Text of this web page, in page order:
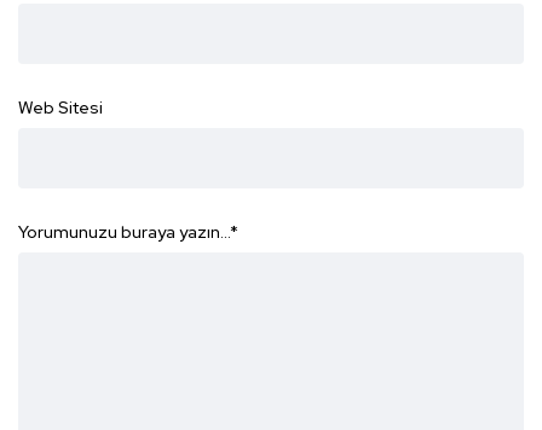
Web Sitesi
Yorumunuzu buraya yazın...*